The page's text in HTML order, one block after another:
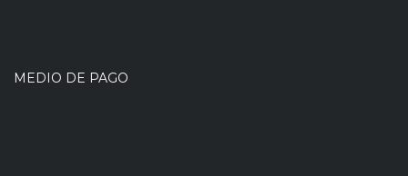
MEDIO DE PAGO